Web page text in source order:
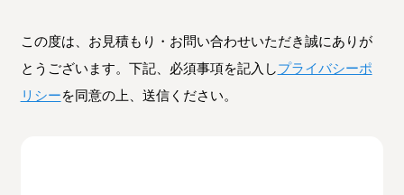
この度は、お見積もり・お問い合わせいただき誠にありが
とうございます。下記、必須事項を記入しプライバシーポ
リシーを同意の上、送信ください。